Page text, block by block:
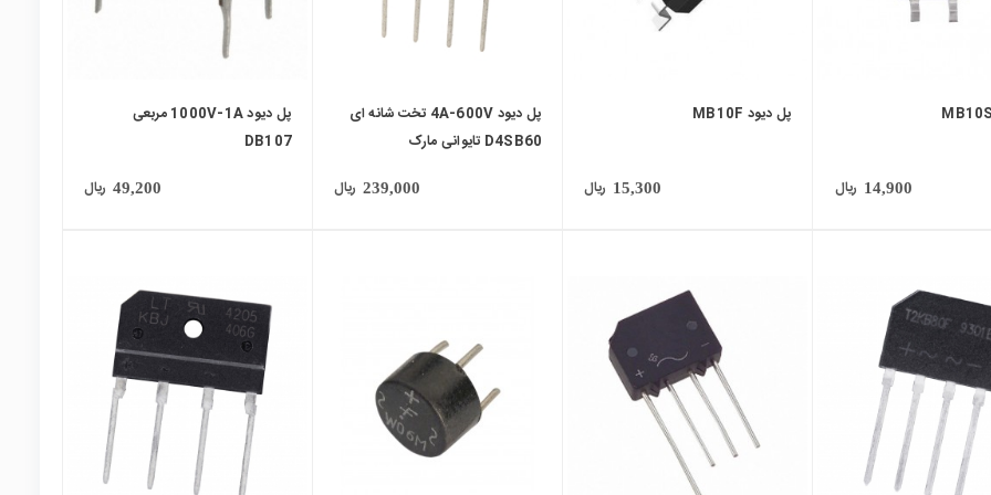
14,900 ریال
پل دیود MB10F
15,300 ریال
پل دیود 4A-600V تخت شانه ای
D4SB60 تایوانی مارک
239,000 ریال
پل دیود 1000V-1A مربعی
DB107
49,200 ریال